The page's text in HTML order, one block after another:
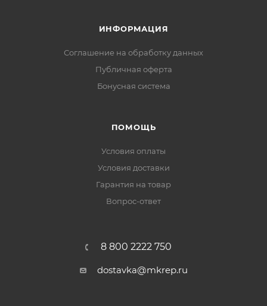
ИНФОРМАЦИЯ
Соглашение на обработку данных
Публичная оферта
Бонусная система
ПОМОЩЬ
Условия оплаты
Условия доставки
Гарантия на товар
Вопрос-ответ
8 800 2222 750
dostavka@mkrep.ru